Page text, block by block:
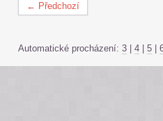
← Předchozí
Automatické procházení: 3 4 5